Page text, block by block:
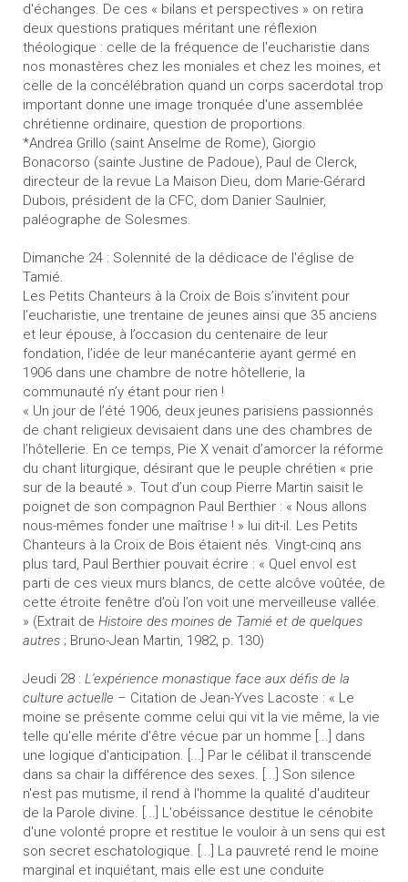
d'échanges. De ces « bilans et perspectives » on retira
deux questions pratiques méritant une réflexion
théologique : celle de la fréquence de l'eucharistie dans
nos monastères chez les moniales et chez les moines, et
celle de la concélébration quand un corps sacerdotal trop
important donne une image tronquée d'une assemblée
chrétienne ordinaire, question de proportions.
*Andrea Grillo (saint Anselme de Rome), Giorgio
Bonacorso (sainte Justine de Padoue), Paul de Clerck,
directeur de la revue La Maison Dieu, dom Marie-Gérard
Dubois, président de la CFC, dom Danier Saulnier,
paléographe de Solesmes.
Dimanche 24 : Solennité de la dédicace de l'église de
Tamié.
Les Petits Chanteurs à la Croix de Bois s’invitent pour
l’eucharistie, une trentaine de jeunes ainsi que 35 anciens
et leur épouse, à l’occasion du centenaire de leur
fondation, l’idée de leur manécanterie ayant germé en
1906 dans une chambre de notre hôtellerie, la
communauté n’y étant pour rien !
« Un jour de l’été 1906, deux jeunes parisiens passionnés
de chant religieux devisaient dans une des chambres de
l’hôtellerie. En ce temps, Pie X venait d’amorcer la réforme
du chant liturgique, désirant que le peuple chrétien « prie
sur de la beauté ». Tout d’un coup Pierre Martin saisit le
poignet de son compagnon Paul Berthier : « Nous allons
nous-mêmes fonder une maîtrise ! » lui dit-il. Les Petits
Chanteurs à la Croix de Bois étaient nés. Vingt-cinq ans
plus tard, Paul Berthier pouvait écrire : « Quel envol est
parti de ces vieux murs blancs, de cette alcôve voûtée, de
cette étroite fenêtre d’où l’on voit une merveilleuse vallée.
» (Extrait de Histoire des moines de Tamié et de quelques
autres ; Bruno-Jean Martin, 1982, p. 130)
Jeudi 28 : L'expérience monastique face aux défis de la
culture actuelle – Citation de Jean-Yves Lacoste : « Le
moine se présente comme celui qui vit la vie même, la vie
telle qu'elle mérite d'être vécue par un homme [...] dans
une logique d'anticipation. [...] Par le célibat il transcende
dans sa chair la différence des sexes. [...] Son silence
n'est pas mutisme, il rend à l'homme la qualité d'auditeur
de la Parole divine. [...] L'obéissance destitue le cénobite
d'une volonté propre et restitue le vouloir à un sens qui est
son secret eschatologique. [...] La pauvreté rend le moine
marginal et inquiétant, mais elle est une conduite